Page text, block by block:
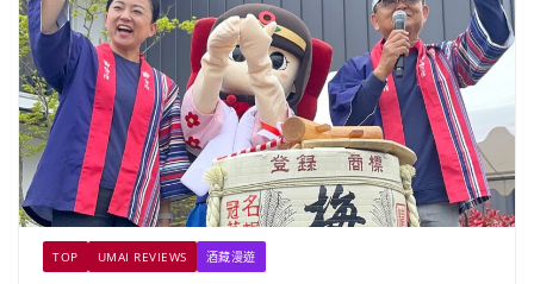
TOP UMAI REVIEWS 酒藏漫遊